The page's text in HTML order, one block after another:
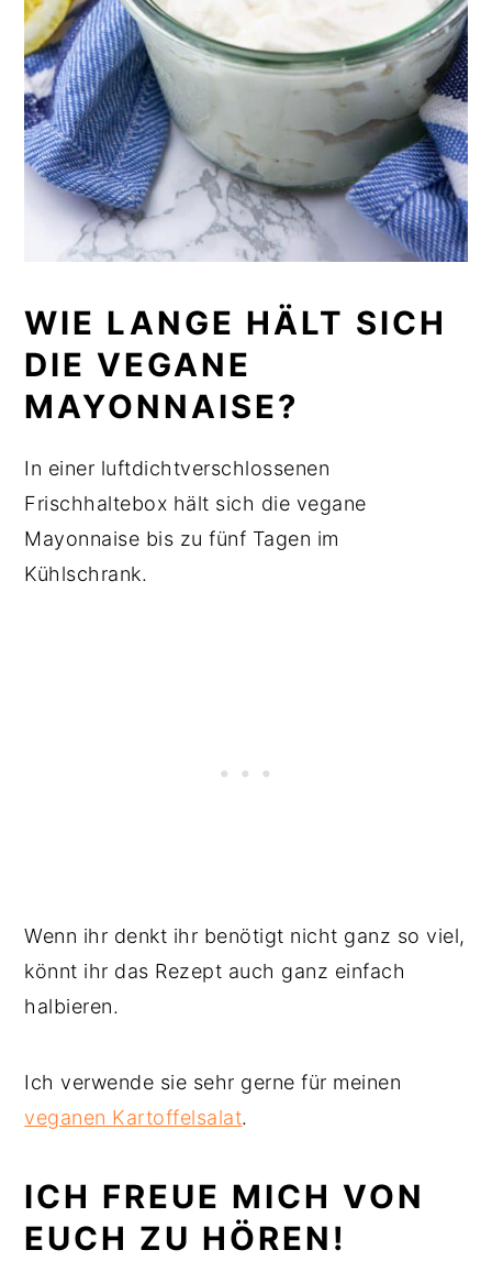
WIE LANGE HÄLT SICH
DIE VEGANE
MAYONNAISE?
In einer luftdichtverschlossenen
Frischhaltebox hält sich die vegane
Mayonnaise bis zu fünf Tagen im
Kühlschrank.
Wenn ihr denkt ihr benötigt nicht ganz so viel,
könnt ihr das Rezept auch ganz einfach
halbieren.
Ich verwende sie sehr gerne für meinen
veganen Kartoffelsalat.
ICH FREUE MICH VON
EUCH ZU HÖREN!